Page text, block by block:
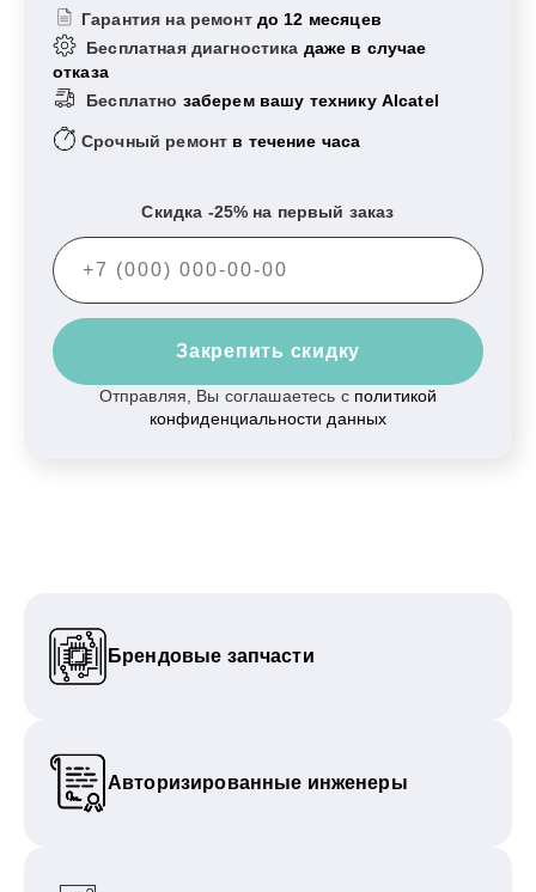
Гарантия на ремонт до 12 месяцев
Бесплатная диагностика даже в случае
отказа
Бесплатно заберем вашу технику Alcatel
Срочный ремонт в течение часа
Скидка -25% на первый заказ
Закрепить скидку
Отправляя, Вы соглашаетесь с политикой
конфиденциальности данных
Брендовые запчасти
Авторизированные инженеры